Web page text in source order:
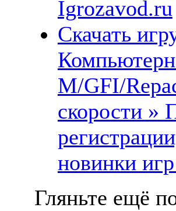
Igrozavod.ru
Скачать
М/GFI/
скорости »
новинки
Гляньте ещё